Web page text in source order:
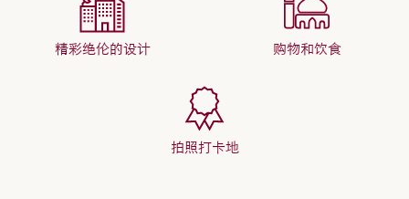
精彩绝伦的设计 购物和饮食
拍照打卡地